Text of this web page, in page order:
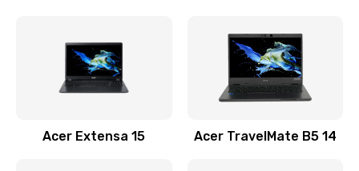
Замена видеочипа
Заказать
Acer Extensa 15 Acer TravelMate B5 14